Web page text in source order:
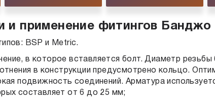
и применение фитингов Банджо
BSP и Metric.
в которое вставляется болт. Диаметр резьбы
в конструкции предусмотрено кольцо.
подвижность соединений. Арматура
составляет от 6 до 25 мм;